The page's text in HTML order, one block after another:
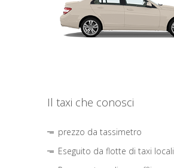
Il taxi che conosci
prezzo da tassimetro
Eseguito da flotte di taxi locali